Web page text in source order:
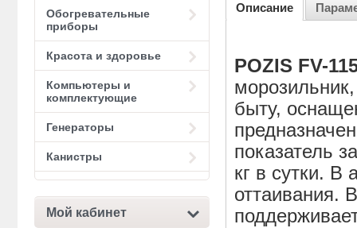
Обогревательные
приборы
Красота и здоровье
Компьютеры и
комплектующие
Генераторы
Канистры
Мой кабинет
Описание
POZIS FV-
быту,
показатель
кг в сутки. В
оттаивания.